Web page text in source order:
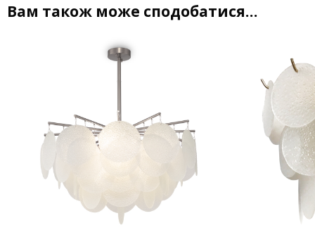
Вам також може сподобатися…